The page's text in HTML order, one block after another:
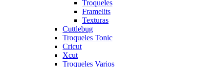
Troqueles
Framelits
Texturas
Cuttlebug
Troqueles Tonic
Cricut
Xcut
Troqueles Varios